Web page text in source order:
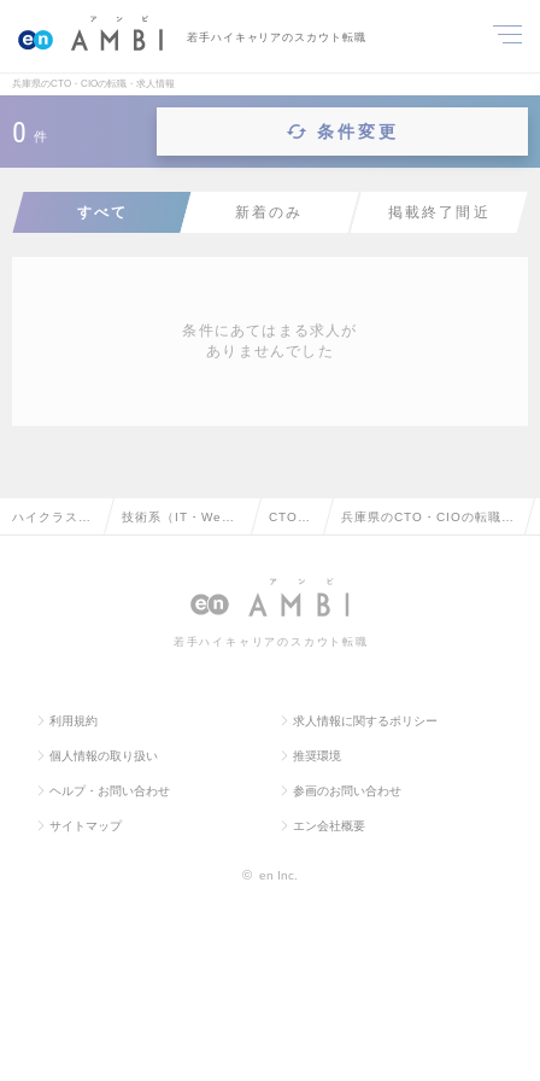
若手ハイキャリアのスカウト転職
兵庫県のCTO・CIOの転職・求人情報
0 件 条件変更
すべて 新着のみ 掲載終了間近
条件にあてはまる求人が
ありませんでした
ハイクラス求 技術系（IT・We CTO・ 兵庫県のCTO・CIOの転職・
若手ハイキャリアのスカウト転職
利用規約 求人情報に関するポリシー
個人情報の取り扱い 推奨環境
ヘルプ・お問い合わせ 参画のお問い合わせ
サイトマップ エン会社概要
© en Inc.